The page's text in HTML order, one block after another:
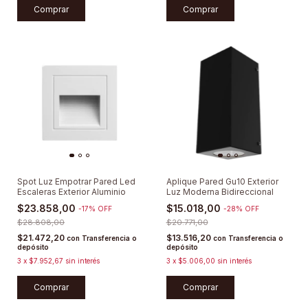
Comprar
Spot Luz Empotrar Pared Led
Escaleras Exterior Aluminio
$23.858,00 -17% OFF
$28.808,00
$21.472,20 con Transferencia o
depósito
3 x $7.952,67 sin interés
Comprar
Aplique Pared Gu10 Exterior
Luz Moderna Bidireccional
$15.018,00 -28% OFF
$20.771,00
$13.516,20 con Transferencia o
depósito
3 x $5.006,00 sin interés